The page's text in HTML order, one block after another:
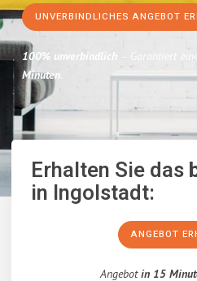
UNVERBINDLICHES ANGEBOT
100% unverbindlich – Garantiert
Minuten.
Erhalten Sie das
in Ingolstadt:
ANGEBOT
Angebotin 15